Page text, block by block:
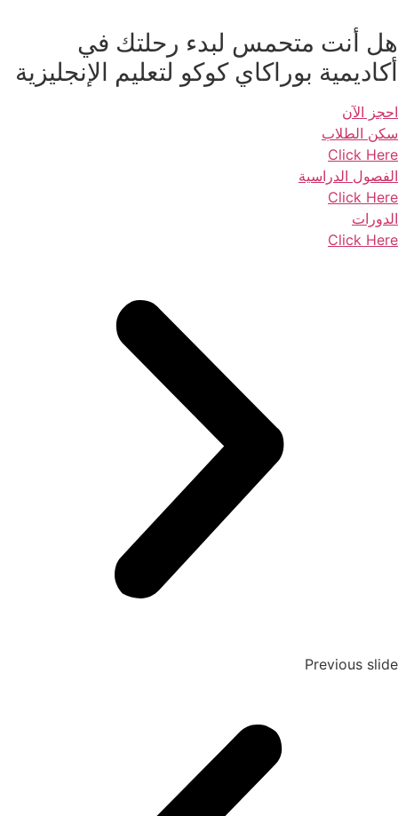
هل أنت متحمس لبدء رحلتك في
أكاديمية بوراكاي كوكو لتعليم الإنجليزية
احجز الآن
سكن الطلاب
Click Here
الفصول الدراسية
Click Here
الدورات
Click Here
Previous slide